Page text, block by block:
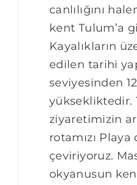
canlılığını
kent Tulum’a
Kayalıkların
edilen tarihi
seviyesinden
yüksekliktedir.
ziyaretimizin
rotamızı Playa
çeviriyoruz.
okyanusun